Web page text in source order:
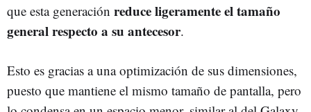
que esta generación reduce ligeramente el tamaño
general respecto a su antecesor.
Esto es gracias a una optimización de sus dimensiones,
puesto que mantiene el mismo tamaño de pantalla, pero